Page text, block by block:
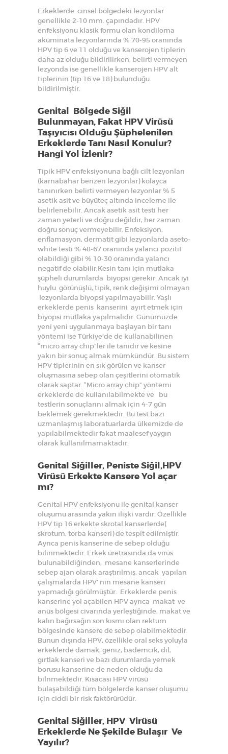
Erkeklerde cinsel bölgedeki lezyonlar
genellikle 2-10 mm. çapındadır. HPV
enfeksiyonu klasik formu olan kondiloma
aküminata lezyonlarında % 70-95 oranında
HPV tip 6 ve 11 olduğu ve kanserojen tiplerin
daha az olduğu bildirilirken, belirti vermeyen
lezyonda ise genellikle kanserojen HPV alt
tiplerinin (tip 16 ve 18) bulunduğu
bildirilmiştir.
Genital Bölgede Siğil
Bulunmayan, Fakat HPV Virüsü
Taşıyıcısı Olduğu Şüphelenilen
Erkeklerde Tanı Nasıl Konulur?
Hangi Yol İzlenir?
Tipik HPV enfeksiyonuna bağlı cilt lezyonları
(karnabahar benzeri lezyonlar) kolayca
tanınırken belirti vermeyen lezyonlar % 5
asetik asit ve büyüteç altında inceleme ile
belirlenebilir. Ancak asetik asit testi her
zaman yeterli ve doğru değildir, her zaman
doğru sonuç vermeyebilir. Enfeksiyon,
enflamasyon, dermatit gibi lezyonlarda aseto-
white testi % 48-67 oranında yalancı pozitif
olabildiği gibi % 10-30 oranında yalancı
negatif de olabilir.Kesin tanı için mutlaka
şüpheli durumlarda biyopsi gerekir. Ancak iyi
huylu görünüşlü, tipik, renk değişimi olmayan
lezyonlarda biyopsi yapılmayabilir. Yaşlı
erkeklerde penis kanserini ayırt etmek için
biyopsi mutlaka yapılmalıdır. Günümüzde
yeni yeni uygulanmaya başlayan bir tanı
yöntemi ise Türkiye’de de kullanabilinen
“micro array chip”ler ile tanıdır ve kesine
yakın bir sonuç almak mümkündür. Bu sistem
HPV tiplerinin en sık görülen ve kanser
oluşmasına sebep olan çeşitlerini otomatik
olarak saptar. “Micro array chip” yöntemi
erkeklerde de kullanılabilmekte ve bu
testlerin sonuçlarını almak için 4-7 gün
beklemek gerekmektedir. Bu test bazı
uzmanlaşmış laboratuarlarda ülkemizde de
yapılabilmektedir fakat maalesef yaygın
olarak kullanılmamaktadır.
Genital Siğiller, Peniste Siğil,HPV
Virüsü Erkekte Kansere Yol açar
mı?
Genital HPV enfeksiyonu ile genital kanser
oluşumu arasında yakın ilişki vardır. Özellikle
HPV tip 16 erkekte skrotal kanserlerde(
skrotum, torba kanseri) de tespit edilmiştir.
Ayrıca penis kanserine de sebep olduğu
bilinmektedir. Erkek üretrasında da virüs
bulunabildiğinden, mesane kanserlerinde
sebep ajan olarak araştırılmış, ancak yapılan
çalışmalarda HPV’ nin mesane kanseri
yapmadığı görülmüştür. Erkeklerde penis
kanserine yol açabilen HPV ayrıca makat ve
anüs bölgesi civarında yerleştiğinde, makat ve
kalın bağırsağın son kısmı olan rektum
bölgesinde kansere de sebep olabilmektedir.
Bunun dışında HPV, özellikle oral seks yoluyla
erkeklerde damak, geniz, bademcik, dil,
gırtlak kanseri ve bazı durumlarda yemek
borusu kanserine de neden olduğu da
bilnmektedir. Kısacası HPV virüsü
bulaşabildiği tüm bölgelerde kanser oluşumu
için ciddi bir risk faktörürüdür.
Genital Siğiller, HPV Virüsü
Erkeklerde Ne Şekilde Bulaşır Ve
Yayılır?